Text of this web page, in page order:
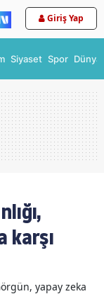
Giriş Yap
Siyaset Spor Dünya
karşı
yapay zeka